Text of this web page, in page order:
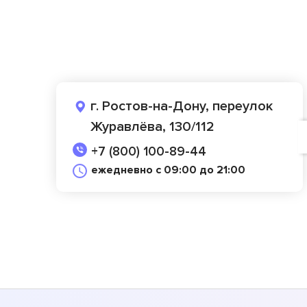
г. Ростов-на-Дону, переулок
Журавлёва, 130/112
+7 (800) 100-89-44
ежедневно с 09:00 до 21:00